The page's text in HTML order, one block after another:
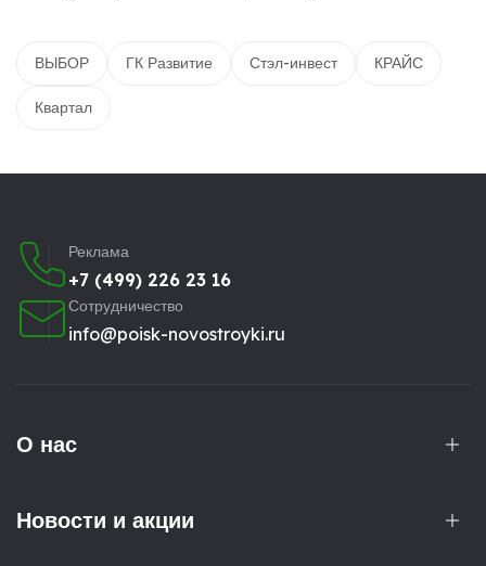
ВЫБОР ГК Развитие Стэл-инвест КРАЙС
Квартал
Реклама
+7 (499) 226 23 16
Сотрудничество
info@poisk-novostroyki.ru
О нас
Новости и акции